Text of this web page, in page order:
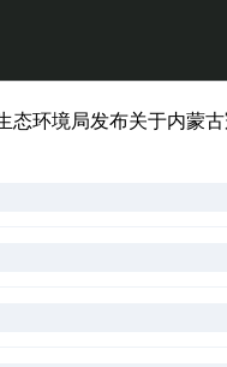
环境局发布关于内蒙